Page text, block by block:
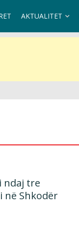
AKTUALITET
ndaj tre
në Shkodër